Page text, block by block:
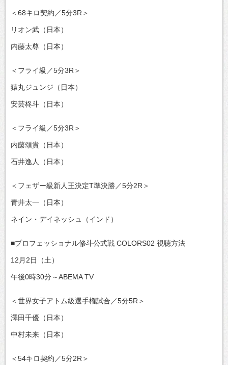
＜68キロ契約／5分3R＞
リオン武（日本）
内藤太尊（日本）
＜フライ級／5分3R＞
猿丸ジュンジ（日本）
安芸柊斗（日本）
＜フライ級／5分3R＞
内藤頌貴（日本）
石井逸人（日本）
＜フェザー級新人王決定T準決勝／5分2R＞
青井太一（日本）
ネイン・デイネッシュ（インド）
■プロフェッショナル修斗公式戦 COLORS02 視聴方法
12月2日（土）
午後0時30分～ABEMA TV
＜世界女子アトム級選手権試合／5分5R＞
澤田千優（日本）
中村未来（日本）
＜54キロ契約／5分2R＞